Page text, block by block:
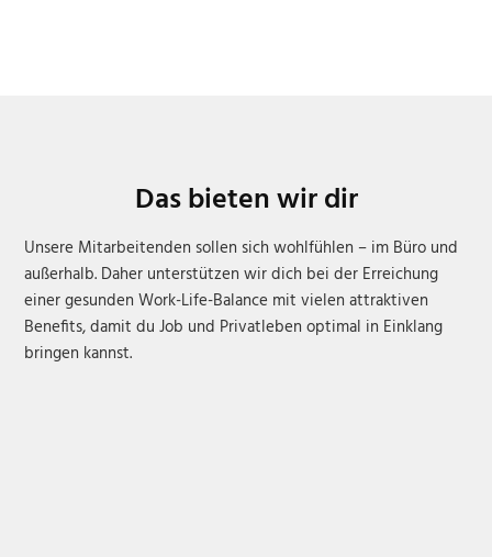
Das bieten wir dir
Unsere Mitarbeitenden sollen sich wohlfühlen – im Büro und
außerhalb. Daher unterstützen wir dich bei der Erreichung
einer gesunden Work-Life-Balance mit vielen attraktiven
Benefits, damit du Job und Privatleben optimal in Einklang
bringen kannst.